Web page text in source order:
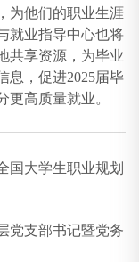
为他们的职业生涯
就业指导中心也将
共享资源，为毕业
息，促进2025届毕
更高质量就业。
国大学生职业规划
党支部书记暨党务